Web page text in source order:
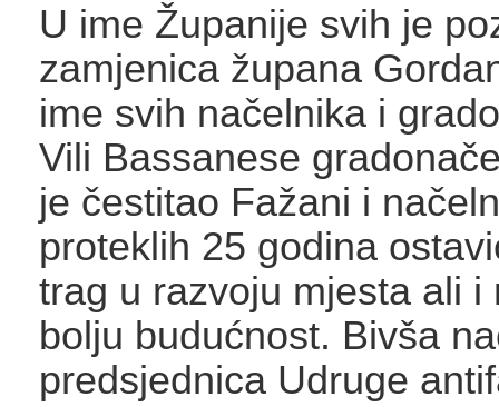
U ime Županije svih je
zamjenica župana
ime svih načelnika i
Vili Bassanese
je čestitao Fažani i
proteklih 25 godina
trag u razvoju mjesta ali i
bolju budućnost. Bivša
predsjednica Udruge